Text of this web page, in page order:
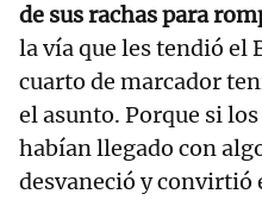
de sus rachas para
la vía que les tendió el
cuarto de marcador
el asunto. Porque si los
habían llegado con
desvaneció y convirtió